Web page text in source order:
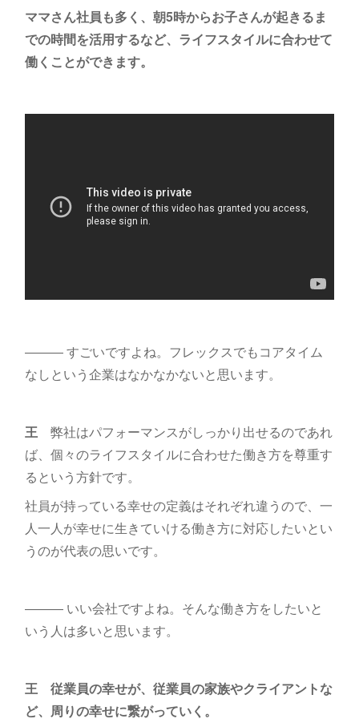
ママさん社員も多く、朝5時からお子さんが起きるま
での時間を活用するなど、ライフスタイルに合わせて
働くことができます。
――― すごいですよね。フレックスでもコアタイム
なしという企業はなかなかないと思います。
王弊社はパフォーマンスがしっかり出せるのであれ
ば、個々のライフスタイルに合わせた働き方を尊重す
るという方針です。
社員が持っている幸せの定義はそれぞれ違うので、一
人一人が幸せに生きていける働き方に対応したいとい
うのが代表の思いです。
――― いい会社ですよね。そんな働き方をしたいと
いう人は多いと思います。
王
従業員の幸せが、従業員の家族やクライアントな
ど、周りの幸せに繋がっていく。